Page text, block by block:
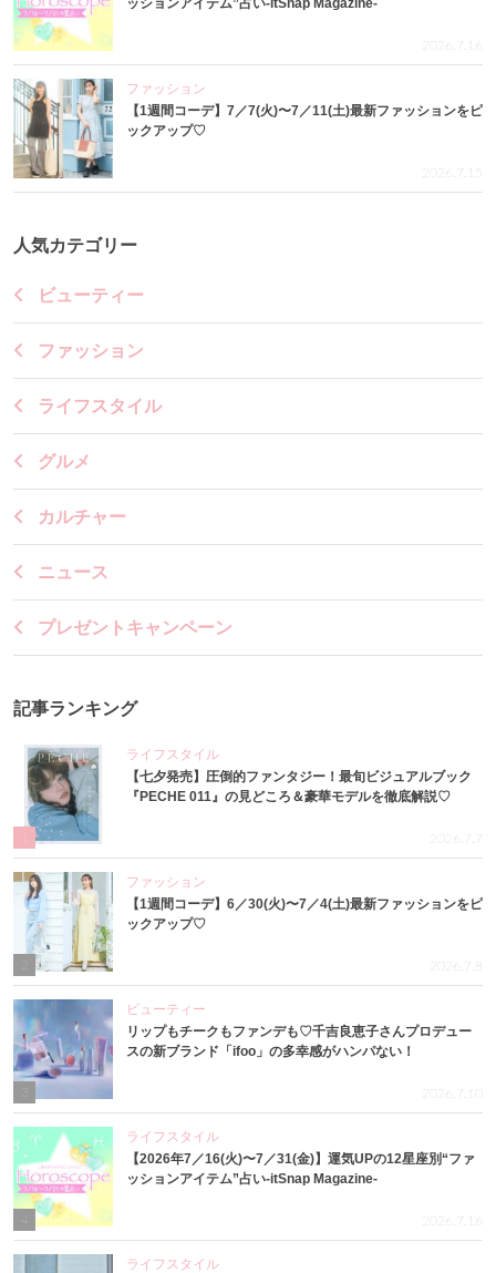
ッションアイテム”占い-itSnap Magazine-
2026.7.16
ファッション
【1週間コーデ】7／7(火)〜7／11(土)最新ファッションをピ
ックアップ♡
2026.7.15
人気カテゴリー
ビューティー
ファッション
ライフスタイル
グルメ
カルチャー
ニュース
プレゼントキャンペーン
記事ランキング
ライフスタイル
【七夕発売】圧倒的ファンタジー！最旬ビジュアルブック
『PECHE 011』の見どころ＆豪華モデルを徹底解説♡
2026.7.7
ファッション
【1週間コーデ】6／30(火)〜7／4(土)最新ファッションをピ
ックアップ♡
2026.7.8
3
ビューティー
リップもチークもファンデも♡千吉良恵子さんプロデュー
スの新ブランド「ifoo」の多幸感がハンパない！
2026.7.10
4
ライフスタイル
【2026年7／16(火)〜7／31(金)】運気UPの12星座別“ファ
ッションアイテム”占い-itSnap Magazine-
2026.7.16
ライフスタイル